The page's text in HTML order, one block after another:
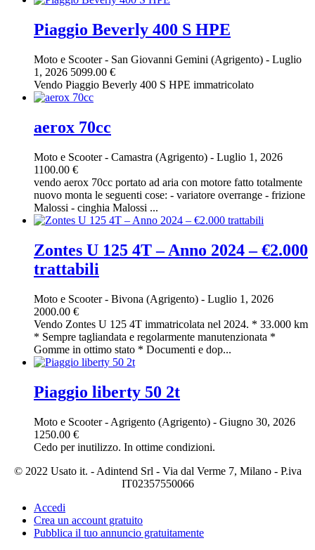
Piaggio Beverly 400 S HPE
Moto e Scooter- San Giovanni Gemini (Agrigento) - Luglio
1, 2026 5099.00 €
Vendo Piaggio Beverly 400 S HPE immatricolato
aerox 70cc
Moto e Scooter- Camastra (Agrigento) - Luglio 1, 2026
1100.00 €
vendo aerox 70cc portato ad aria con motore fatto totalmente
nuovo monta le seguenti cose: - variatore overrange - frizione
Malossi - cinghia Malossi ...
Zontes U 125 4T – Anno 2024 – €2.000
trattabili
Moto e Scooter- Bivona (Agrigento) - Luglio 1, 2026
2000.00 €
Vendo Zontes U 125 4T immatricolata nel 2024. * 33.000 km
* Sempre tagliandata e regolarmente manutenzionata *
Gomme in ottimo stato * Documenti e dop...
Piaggio liberty 50 2t
Moto e Scooter- Agrigento (Agrigento) - Giugno 30, 2026
1250.00 €
Cedo per inutilizzo. In ottime condizioni.
© 2022 Usato it. - Adintend Srl - Via dal Verme 7, Milano - P.iva
IT02357550066
Accedi
Crea un account gratuito
Pubblica il tuo annuncio gratuitamente